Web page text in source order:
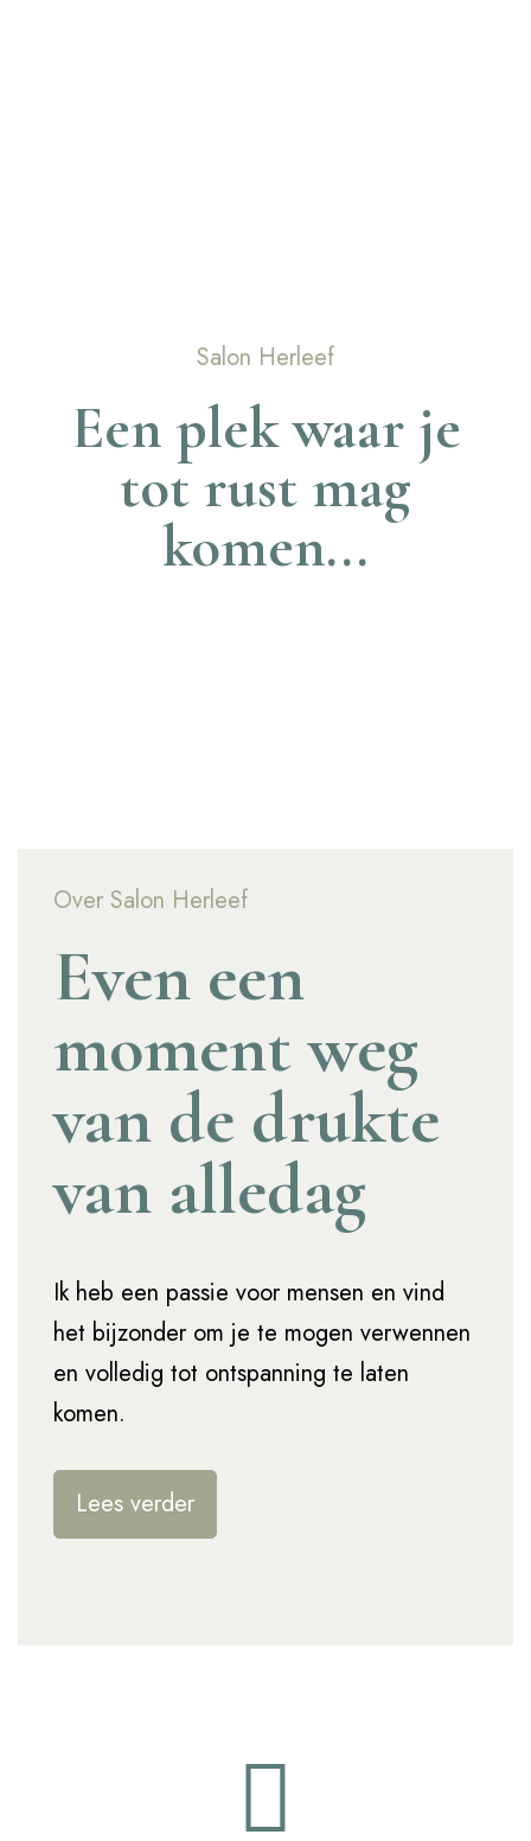
Salon Herleef
Een plek waar je
tot rust mag
komen...
Over Salon Herleef
Even een
moment weg
van de drukte
van alledag
Ik heb een passie voor mensen en vind
het bijzonder om je te mogen verwennen
en volledig tot ontspanning te laten
komen.
Lees verder